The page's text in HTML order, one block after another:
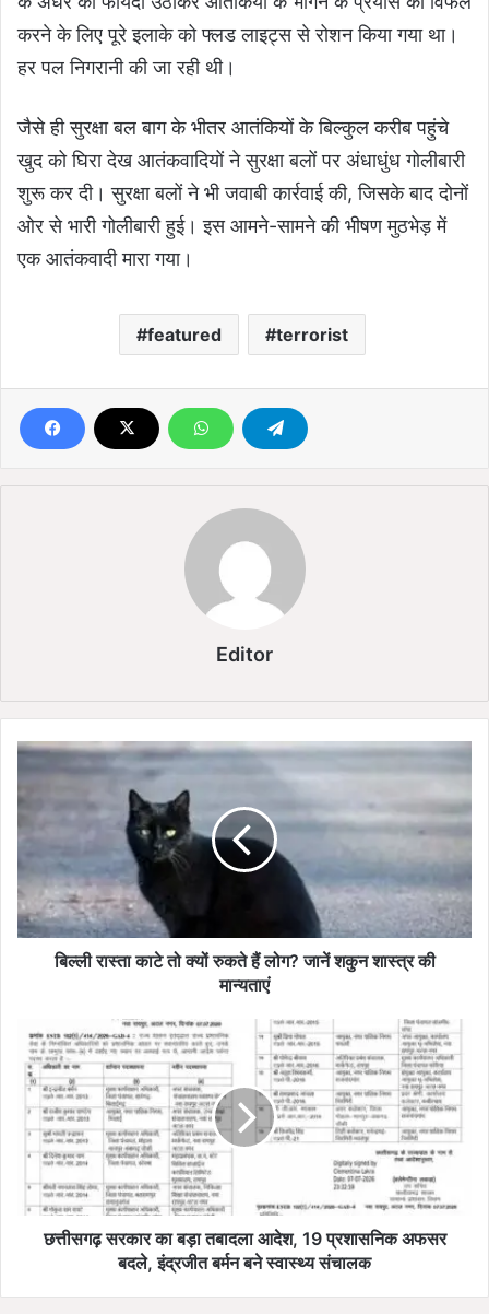
करने के लिए पूरे इलाके को फ्लड लाइट्स से रोशन किया गया था।
हर पल निगरानी की जा रही थी।
जैसे ही सुरक्षा बल बाग के भीतर आतंकियों के बिल्कुल करीब पहुंचे
खुद को घिरा देख आतंकवादियों ने सुरक्षा बलों पर अंधाधुंध गोलीबारी
शुरू कर दी। सुरक्षा बलों ने भी जवाबी कार्रवाई की, जिसके बाद दोनों
ओर से भारी गोलीबारी हुई। इस आमने-सामने की भीषण मुठभेड़ में
एक आतंकवादी मारा गया।
featured terrorist
Editor
बि
ल्ली
रा
का
तो
क्यों
रु
जा
शा
बिल्ली रास्ता काटे तो क्यों रुकते हैं लोग? जानें शकुन शास्त्र की
मान्यताएं
त्ती
का
छत्तीसगढ़ सरकार का बड़ा तबादला आदेश, 19 प्रशासनिक अफसर
बदले, इंद्रजीत बर्मन बने स्वास्थ्य संचालक